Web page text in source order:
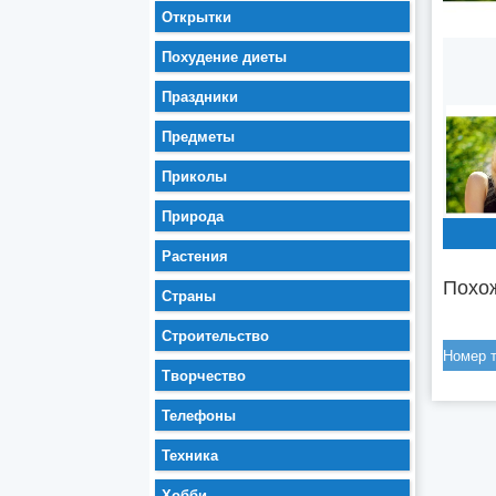
Открытки
Похудение диеты
Праздники
Предметы
Приколы
Природа
Растения
Страны
Строительство
Творчество
Телефоны
Техника